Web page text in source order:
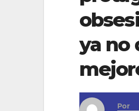
ya no
Por